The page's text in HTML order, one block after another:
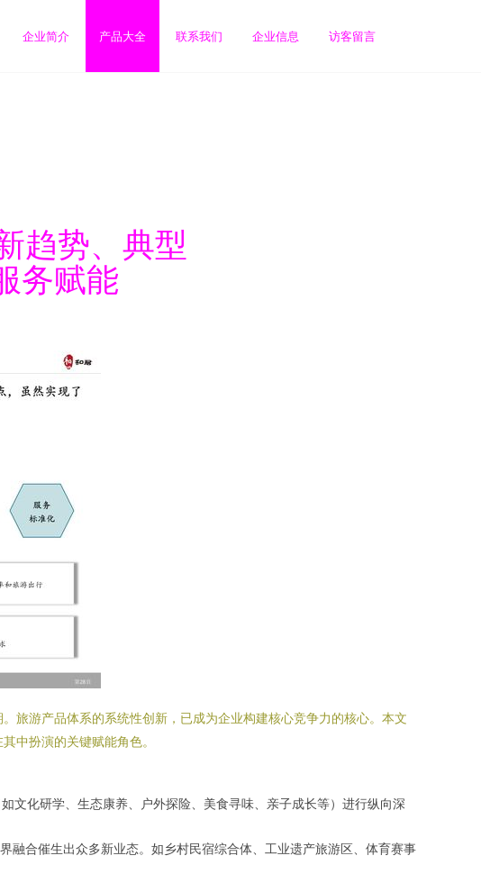
企业简介 产品大全 联系我们 企业信息 访客留言
趋势、典型
务赋能
旅游产品体系的系统性创新，已成为企业构建核心竞争力的核心。本文
中扮演的关键赋能角色。
文化研学、生态康养、户外探险、美食寻味、亲子成长等）进行纵向深
融合催生出众多新业态。如乡村民宿综合体、工业遗产旅游区、体育赛事